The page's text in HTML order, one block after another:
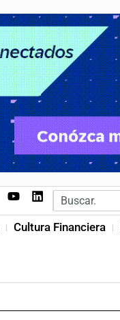
Cultura Financiera